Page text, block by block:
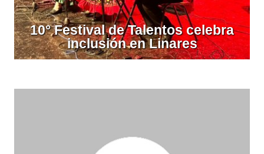
10° Festival de Talentos celebra
inclusión en Linares